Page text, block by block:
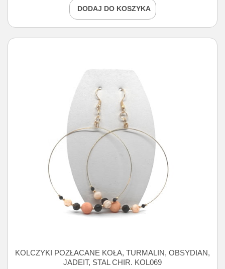
DODAJ DO KOSZYKA
KOLCZYKI POZŁACANE KOŁA, TURMALIN, OBSYDIAN,
JADEIT, STAL CHIR. KOL069